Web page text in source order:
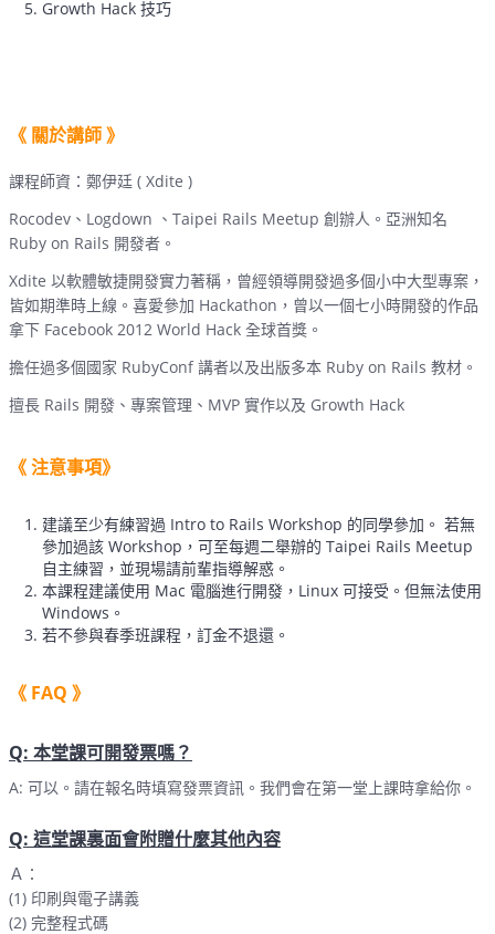
Growth Hack 技巧
《 關於講師 》
課程師資：鄭伊廷 ( Xdite )
Rocodev、Logdown 、Taipei Rails Meetup 創辦人。亞洲知名
Ruby on Rails 開發者。
Xdite 以軟體敏捷開發實力著稱，曾經領導開發過多個小中大型專案，
皆如期準時上線。喜愛參加 Hackathon，曾以一個七小時開發的作品
拿下 Facebook 2012 World Hack 全球首獎。
擔任過多個國家 RubyConf 講者以及出版多本 Ruby on Rails 教材。
擅長 Rails 開發、專案管理、MVP 實作以及 Growth Hack
《 注意事項》
建議至少有練習過 Intro to Rails Workshop 的同學參加。 若無
參加過該 Workshop，可至每週二舉辦的 Taipei Rails Meetup
自主練習，並現場請前輩指導解惑。
本課程建議使用 Mac 電腦進行開發，Linux 可接受。但無法使用
Windows。
若不參與春季班課程，訂金不退還。
《 FAQ 》
Q: 本堂課可開發票嗎？
A: 可以。請在報名時填寫發票資訊。我們會在第一堂上課時拿給你。
Q: 這堂課裏面會附贈什麼其他內容
Ａ：
(1) 印刷與電子講義
(2) 完整程式碼